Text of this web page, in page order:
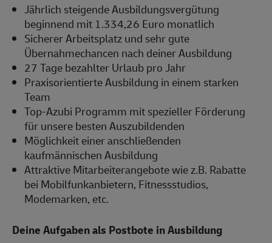
Jährlich steigende Ausbildungsvergütung
beginnend mit 1.334,26 Euro monatlich
Sicherer Arbeitsplatz und sehr gute
Übernahmechancen nach deiner Ausbildung
27 Tage bezahlter Urlaub pro Jahr
Praxisorientierte Ausbildung in einem starken
Team
Top-Azubi Programm mit spezieller Förderung
für unsere besten Auszubildenden
Möglichkeit einer anschließenden
kaufmännischen Ausbildung
Attraktive Mitarbeiterangebote wie z.B. Rabatte
bei Mobilfunkanbietern, Fitnessstudios,
Modemarken, etc.
Deine Aufgaben als Postbote in Ausbildung